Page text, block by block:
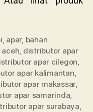
, apar, bahan
, distributor apar
apar cilegon,
apar kalimantan,
apar makassar,
apar samarinda,
apar surabaya,